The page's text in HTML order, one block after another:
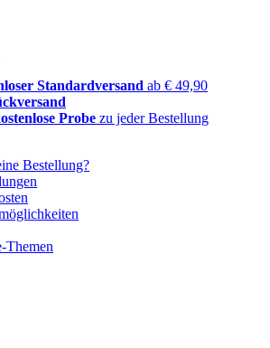
Standardversand ab € 49,90
Probe zu jeder Bestellung
Bestellung?